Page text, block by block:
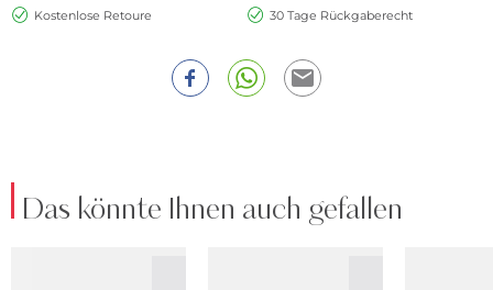
Kostenlose Retoure
30 Tage Rückgaberecht
Das könnte Ihnen auch gefallen